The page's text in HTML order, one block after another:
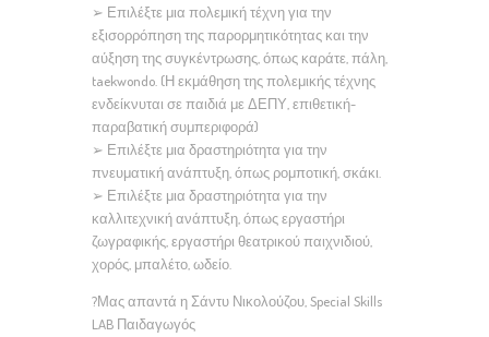
➢ Επιλέξτε μια πολεμική τέχνη για την
εξισορρόπηση της παρορμητικότητας και την
αύξηση της συγκέντρωσης, όπως καράτε, πάλη,
taekwondo. (Η εκμάθηση της πολεμικής τέχνης
ενδείκνυται σε παιδιά με ΔΕΠΥ, επιθετική-
παραβατική συμπεριφορά)
➢ Επιλέξτε μια δραστηριότητα για την
πνευματική ανάπτυξη, όπως ρομποτική, σκάκι.
➢ Επιλέξτε μια δραστηριότητα για την
καλλιτεχνική ανάπτυξη, όπως εργαστήρι
ζωγραφικής, εργαστήρι θεατρικού παιχνιδιού,
χορός, μπαλέτο, ωδείο.
?Μας απαντά η Σάντυ Νικολούζου, Special Skills
LAB Παιδαγωγός